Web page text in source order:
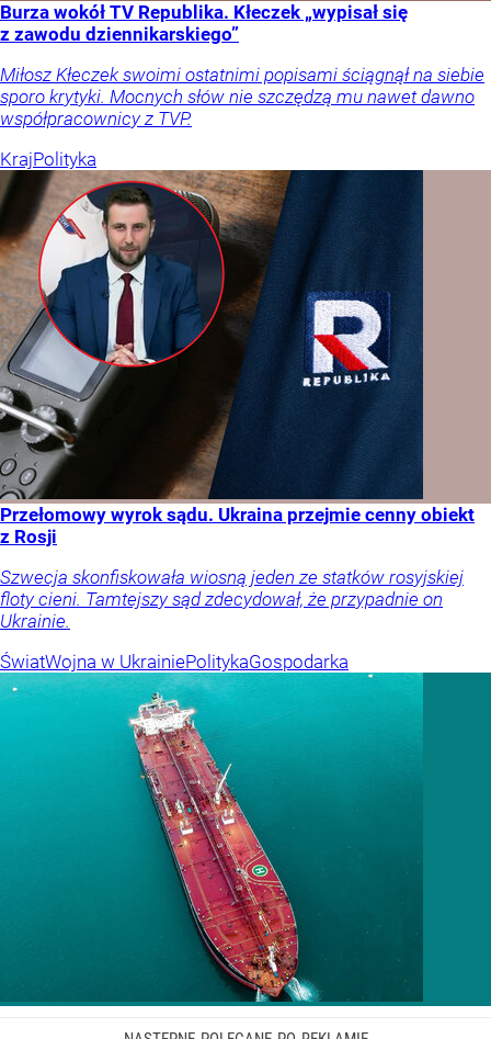
Burza wokół TV Republika. Kłeczek „wypisał się
z zawodu dziennikarskiego”
Miłosz Kłeczek swoimi ostatnimi popisami ściągnął na siebie
sporo krytyki. Mocnych słów nie szczędzą mu nawet dawno
współpracownicy z TVP.
KrajPolityka
Przełomowy wyrok sądu. Ukraina przejmie cenny obiekt
z Rosji
Szwecja skonfiskowała wiosną jeden ze statków rosyjskiej
floty cieni. Tamtejszy sąd zdecydował, że przypadnie on
Ukrainie.
ŚwiatWojna w UkrainiePolitykaGospodarka